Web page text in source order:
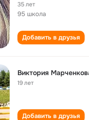
35 лет
95 школа
Добавить в друзья
Виктория
19 лет
Добавить в друзья